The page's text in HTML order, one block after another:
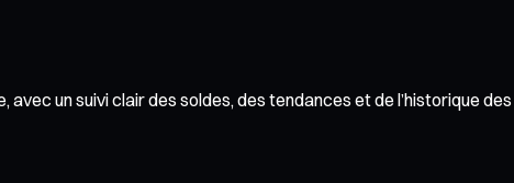
un suivi clair des soldes, des tendances et de l’historique